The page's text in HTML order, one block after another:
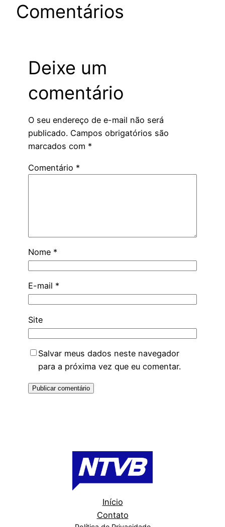
Comentários
Deixe um
comentário
O seu endereço de e-mail não será
publicado. Campos obrigatórios são
marcados com *
Comentário *
Nome *
E-mail *
Site
Salvar meus dados neste navegador
para a próxima vez que eu comentar.
Início
Contato